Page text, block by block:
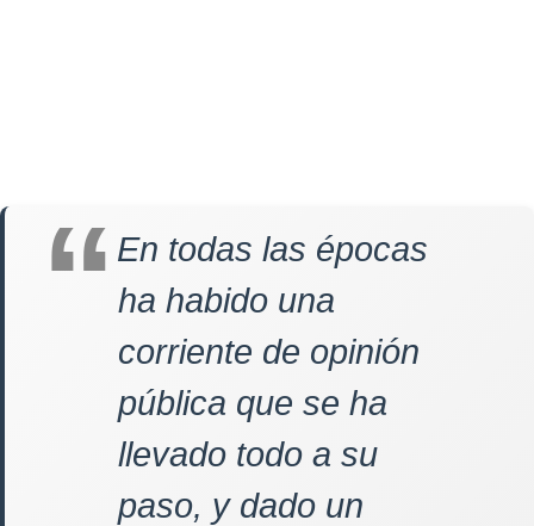
En todas las épocas
ha habido una
corriente de opinión
pública que se ha
llevado todo a su
paso, y dado un